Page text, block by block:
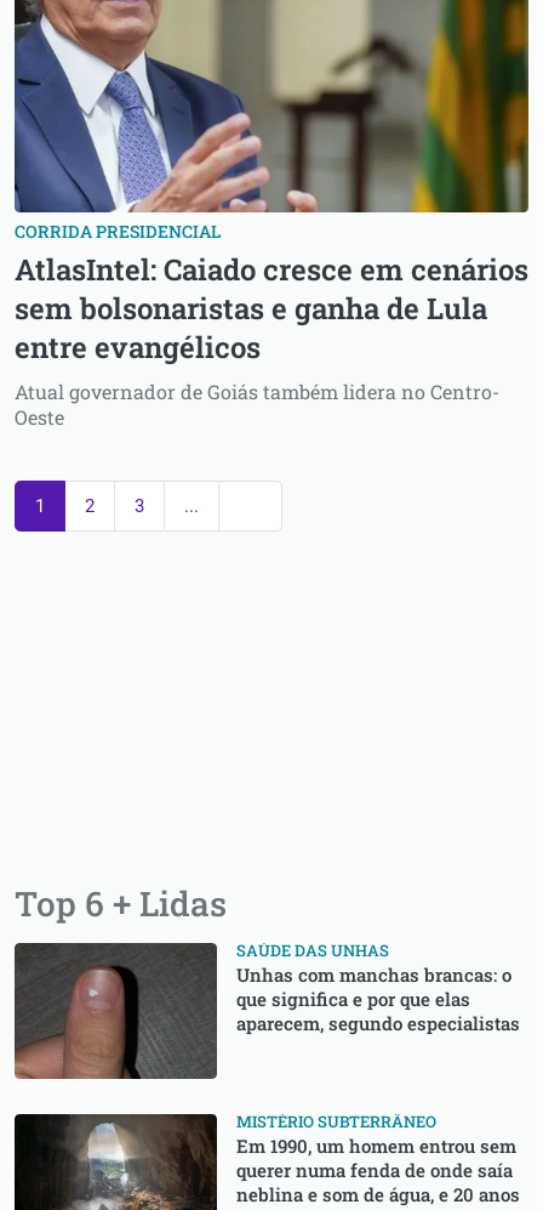
CORRIDA PRESIDENCIAL
AtlasIntel: Caiado cresce em cenários
sem bolsonaristas e ganha de Lula
entre evangélicos
Atual governador de Goiás também lidera no Centro-
Oeste
1 2 3 ...
Top 6 + Lidas
SAÚDE DAS UNHAS
Unhas com manchas brancas: o
que significa e por que elas
aparecem, segundo especialistas
MISTÉRIO SUBTERRÂNEO
Em 1990, um homem entrou sem
querer numa fenda de onde saía
neblina e som de água, e 20 anos